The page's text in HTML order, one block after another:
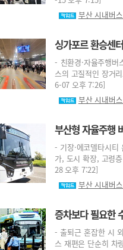
부산 시내버
싱가포르 환승센
- 친환경·자율주행
스의 고질적인 장거
6-07 오후 7:26]
부산 시내버
부산형 자율주행
- 기장·에코델타시
가, 도시 확장, 고령
28 오후 7:22]
부산 시내버
증차보다 필요한
- 출퇴근 혼잡한 시
스 재편은 단순히 차